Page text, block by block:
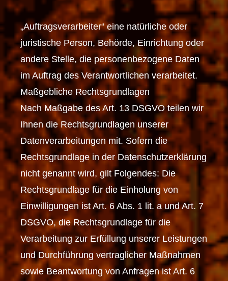
„Auftragsverarbeiter“ eine natürliche oder
juristische Person, Behörde, Einrichtung oder
andere Stelle, die personenbezogene Daten
im Auftrag des Verantwortlichen verarbeitet.
Maßgebliche Rechtsgrundlagen
Nach Maßgabe des Art. 13 DSGVO teilen wir
Ihnen die Rechtsgrundlagen unserer
Datenverarbeitungen mit. Sofern die
Rechtsgrundlage in der Datenschutzerklärung
nicht genannt wird, gilt Folgendes: Die
Rechtsgrundlage für die Einholung von
Einwilligungen ist Art. 6 Abs. 1 lit. a und Art. 7
DSGVO, die Rechtsgrundlage für die
Verarbeitung zur Erfüllung unserer Leistungen
und Durchführung vertraglicher Maßnahmen
sowie Beantwortung von Anfragen ist Art. 6